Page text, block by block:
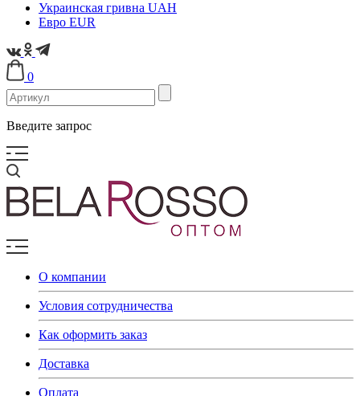
Украинская гривна UAH
Евро EUR
0
Введите запрос
О компании
Условия сотрудничества
Как оформить заказ
Доставка
Оплата